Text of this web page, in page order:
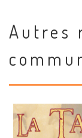
Autres